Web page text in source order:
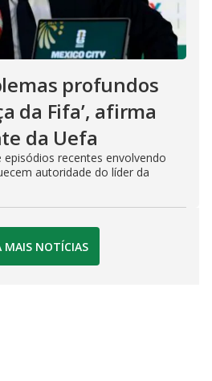
profundos
da Fifa’, afirma
da Uefa
episódios recentes envolvendo
autoridade do líder da
MAIS NOTÍCIAS